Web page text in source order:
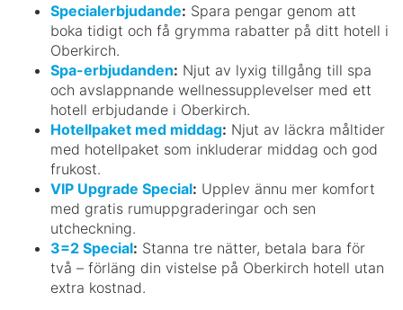
Specialerbjudande: Spara pengar genom att
boka tidigt och få grymma rabatter på ditt hotell i
Oberkirch.
Spa-erbjudanden: Njut av lyxig tillgång till spa
och avslappnande wellnessupplevelser med ett
hotell erbjudande i Oberkirch.
Hotellpaket med middag: Njut av läckra måltider
med hotellpaket som inkluderar middag och god
frukost.
VIP Upgrade Special: Upplev ännu mer komfort
med gratis rumuppgraderingar och sen
utcheckning.
3=2 Special: Stanna tre nätter, betala bara för
två – förläng din vistelse på Oberkirch hotell utan
extra kostnad.